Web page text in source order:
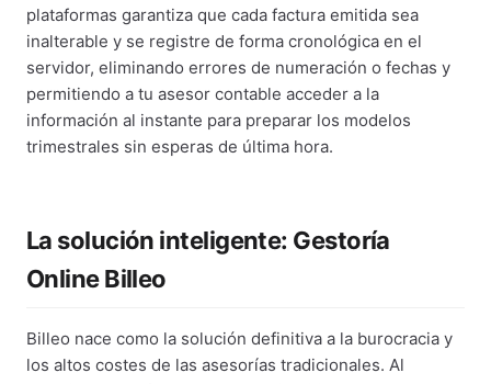
plataformas garantiza que cada factura emitida sea
inalterable y se registre de forma cronológica en el
servidor, eliminando errores de numeración o fechas y
permitiendo a tu asesor contable acceder a la
información al instante para preparar los modelos
trimestrales sin esperas de última hora.
La solución inteligente: Gestoría
Online Billeo
Billeo nace como la solución definitiva a la burocracia y
los altos costes de las asesorías tradicionales. Al